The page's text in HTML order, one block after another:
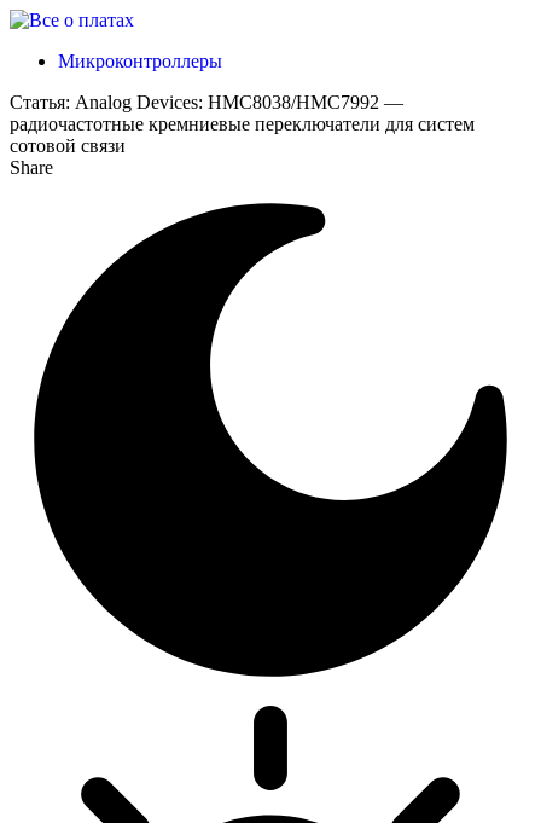
Микроконтроллеры
Статья: Analog Devices: HMC8038/HMC7992 —
радиочастотные кремниевые переключатели для систем
сотовой связи
Share